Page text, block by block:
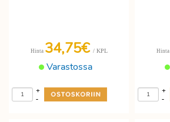
Varastossa
Hinta 34,75€ / KPL
-
+
Hinta
-
+